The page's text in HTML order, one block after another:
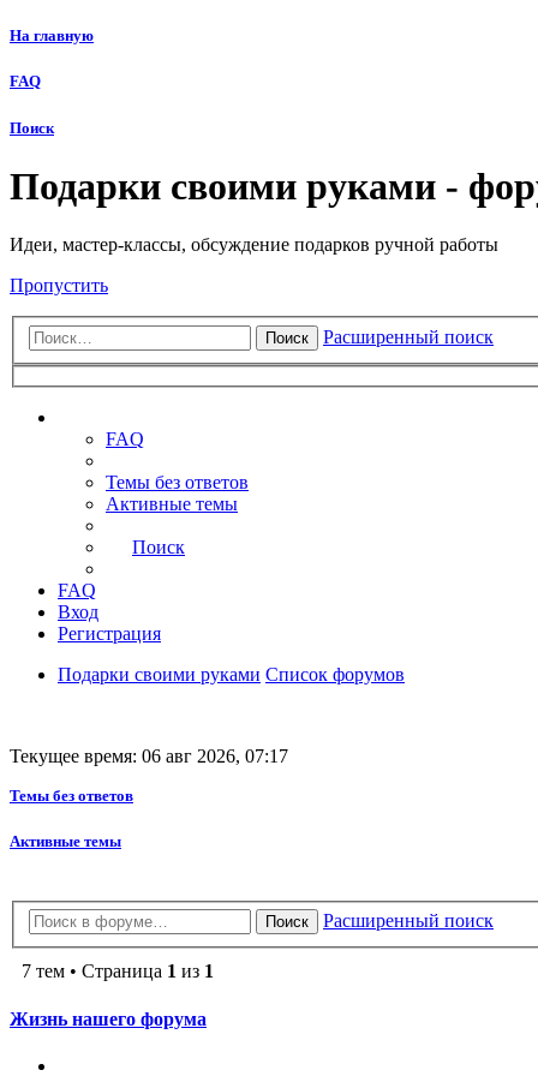
На главную
FAQ
Поиск
Подарки своими руками -
Идеи, мастер-классы, обсуждение подарков ручной работы
Пропустить
Поиск Расширенный поиск
FAQ
Темы без ответов
Активные темы
Поиск
FAQ
Вход
Регистрация
Подарки своими руками Список форумов
Текущее время: 06 авг 2026, 07:17
Темы без ответов
Активные темы
Поиск Расширенный поиск
7 тем • Страница 1 из 1
Жизнь нашего форума